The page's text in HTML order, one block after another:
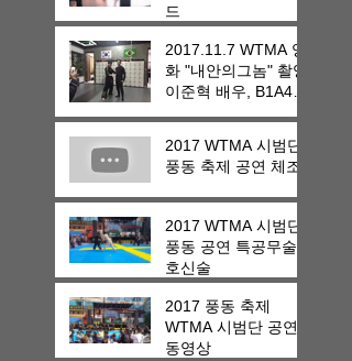
드
2017.11.7 WTMA 영
화 "내안의그놈" 촬영
이준혁 배우, B1A4
2017 WTMA 시범단
풍동 축제 공연 체조
2017 WTMA 시범단
풍동 공연 특공무술
호신술
2017 풍동 축제
WTMA 시범단 공연
동영상